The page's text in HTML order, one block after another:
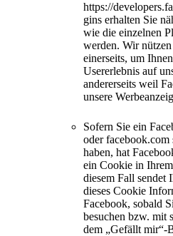
https://
gins erhalten Sie
wie die einzelnen
werden. Wir
einerseits, um
Usererlebnis auf
andererseits weil
unsere
Sofern Sie ein
oder facebook.com
haben, hat
ein Cookie in
diesem Fall sendet
dieses Cookie
Facebook, sobald
besuchen bzw. mit
dem „Gefällt mir“-